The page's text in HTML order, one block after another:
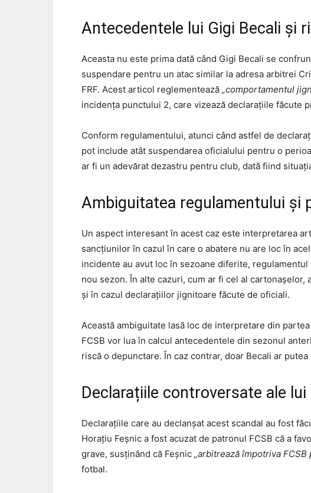
Antecedentele lui Gigi Becali și
Aceasta nu este prima dată când Gigi Becali se
suspendare pentru un atac similar la adresa arbitrei
FRF. Acest articol reglementează „comportamentul
incidența punctului 2, care vizează declarațiile făcute
Conform regulamentului, atunci când astfel de
pot include atât suspendarea oficialului pentru o
ar fi un adevărat dezastru pentru club, dată fiind
Ambiguitatea regulamentului și
Un aspect interesant în acest caz este interpretarea
sancțiunilor în cazul în care o abatere nu are loc în
incidente au avut loc în sezoane diferite,
nou sezon. În alte cazuri, cum ar fi cel al
și în cazul declarațiilor jignitoare făcute de oficiali.
Această ambiguitate lasă loc de interpretare din
FCSB vor lua în calcul antecedentele din sezonul
riscă o depunctare. În caz contrar, doar Becali ar
Declarațiile controversate ale lui
Declarațiile care au declanșat acest scandal au fost
Horațiu Feșnic a fost acuzat de patronul FCSB că a
grave, susținând că Feșnic „arbitrează împotriva
fotbal.